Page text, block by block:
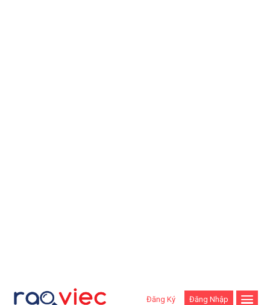
Đăng Ký Đăng Nhập